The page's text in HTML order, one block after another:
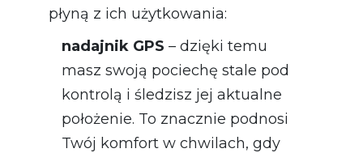
płyną z ich użytkowania:
nadajnik GPS – dzięki temu
masz swoją pociechę stale pod
kontrolą i śledzisz jej aktualne
położenie. To znacznie podnosi
Twój komfort w chwilach, gdy